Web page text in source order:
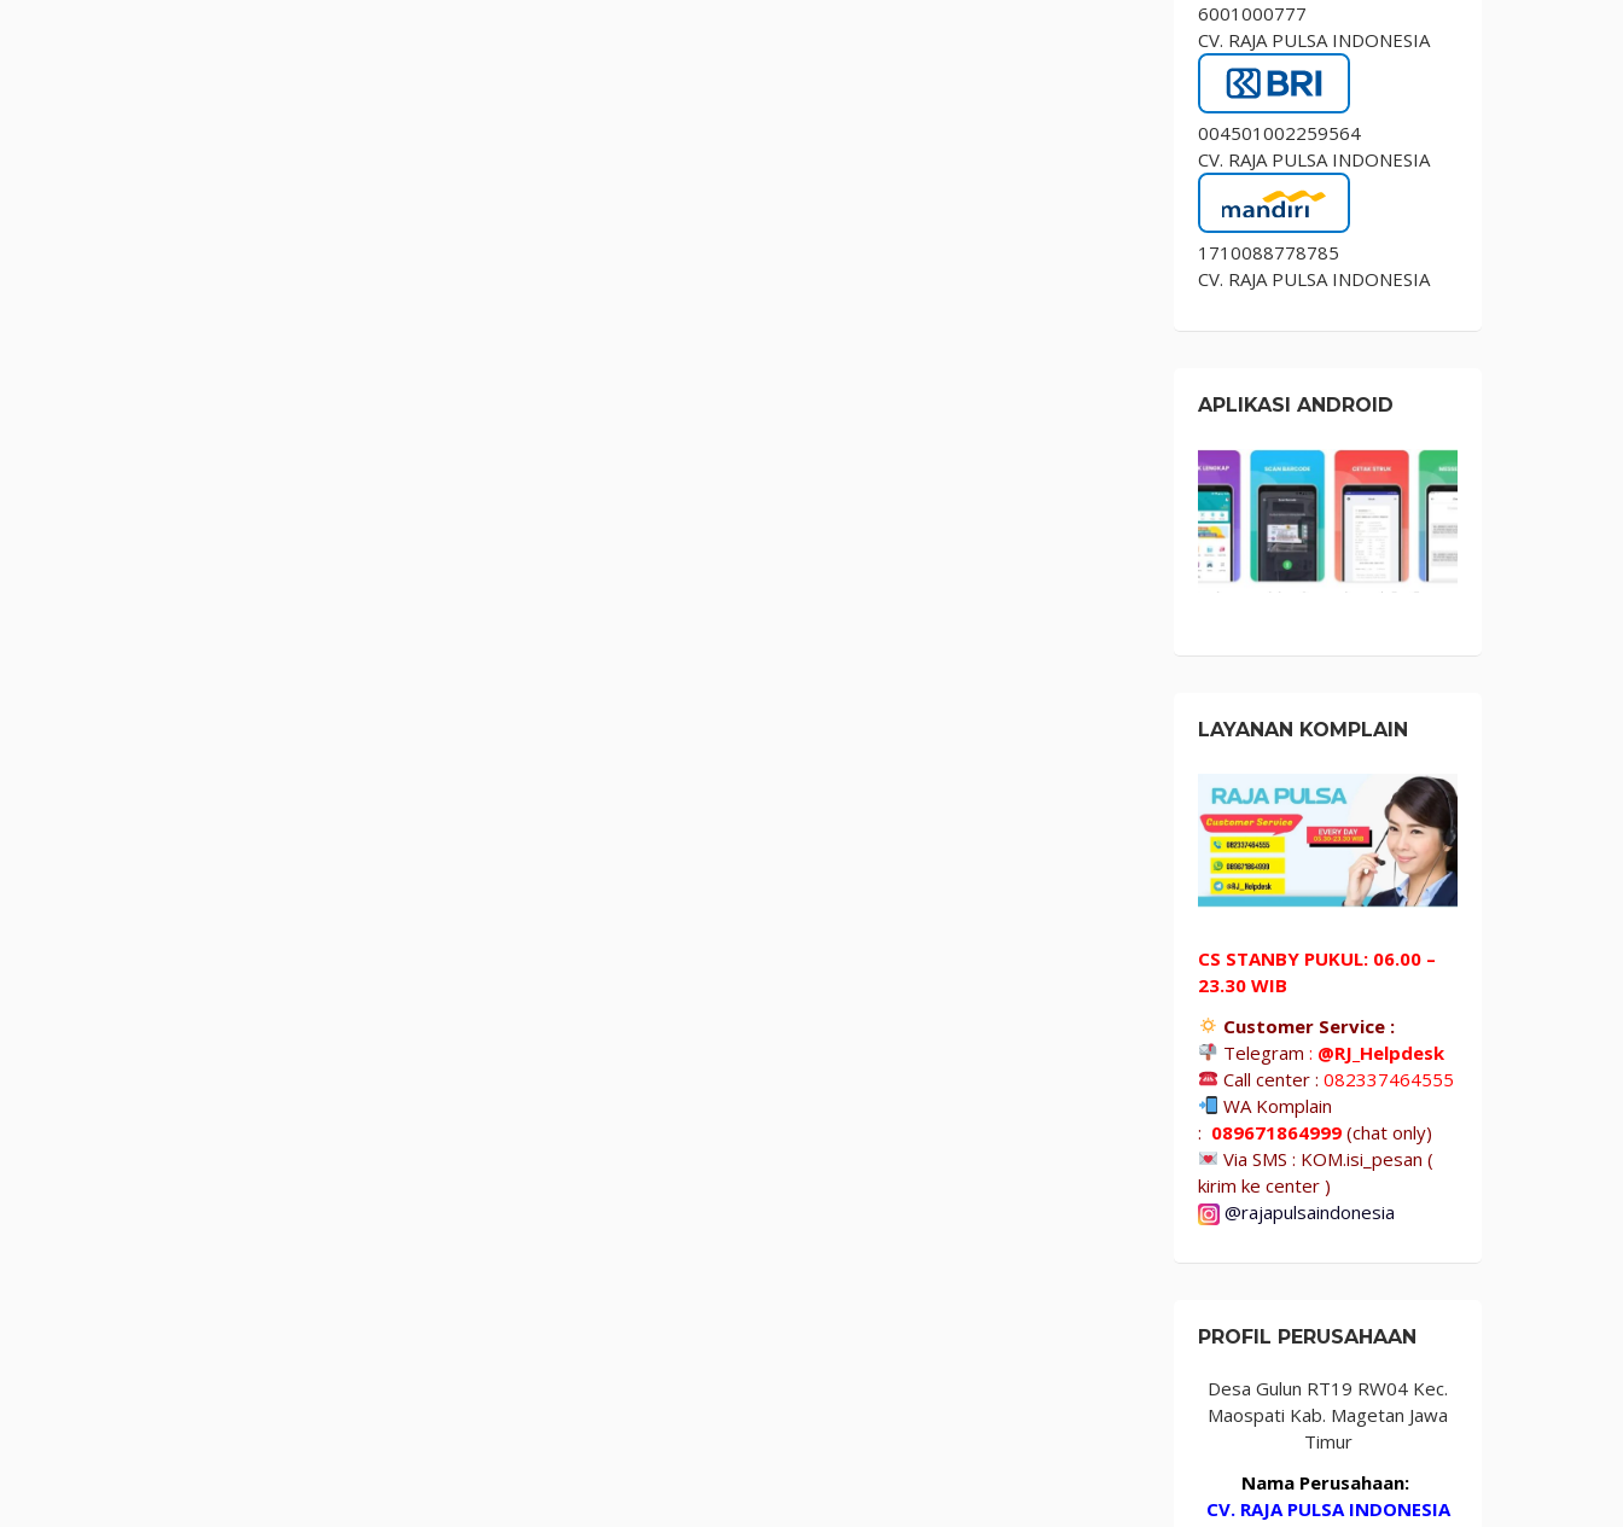
6001000777
CV. RAJA PULSA INDONESIA
004501002259564
CV. RAJA PULSA INDONESIA
1710088778785
CV. RAJA PULSA INDONESIA
APLIKASI ANDROID
LAYANAN KOMPLAIN
CS STANBY PUKUL: 06.00 –
23.30 WIB
Customer Service :
Telegram: @RJ_Helpdesk
Call center :082337464555
WA Komplain
: 089671864999 (chat only)
Via SMS : KOM.isi_pesan (
kirim ke center )
@rajapulsaindonesia
PROFIL PERUSAHAAN
Desa Gulun RT19 RW04 Kec.
Maospati Kab. Magetan Jawa
Timur
Nama Perusahaan:
CV. RAJA PULSA INDONESIA